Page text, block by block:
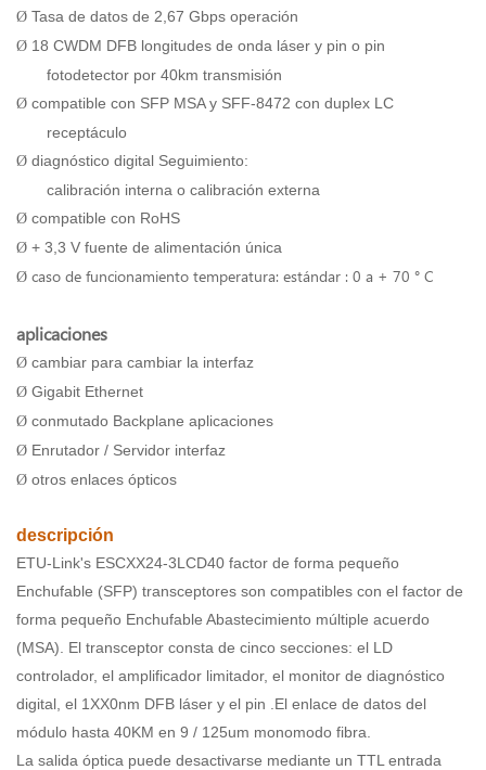
Ø Tasa de datos de 2,67 Gbps operación
Ø 18 CWDM DFB longitudes de onda láser y pin o pin
fotodetector por 40km transmisión
Ø compatible con SFP MSA y SFF-8472 con duplex LC
receptáculo
Ø diagnóstico digital Seguimiento:
calibración interna o calibración externa
Ø compatible con RoHS
Ø + 3,3 V fuente de alimentación única
Ø caso de funcionamiento temperatura: estándar : 0 a + 70 ° C
aplicaciones
Ø cambiar para cambiar la interfaz
Ø Gigabit Ethernet
Ø conmutado Backplane aplicaciones
Ø Enrutador / Servidor interfaz
Ø otros enlaces ópticos
descripción
ETU-Link's ESCXX24-3LCD40 factor de forma pequeño
Enchufable (SFP) transceptores son compatibles con el factor de
forma pequeño Enchufable Abastecimiento múltiple acuerdo
(MSA). El transceptor consta de cinco secciones: el LD
controlador, el amplificador limitador, el monitor de diagnóstico
digital, el 1XX0nm DFB láser y el pin .El enlace de datos del
módulo hasta 40KM en 9 / 125um monomodo fibra.
La salida óptica puede desactivarse mediante un TTL entrada